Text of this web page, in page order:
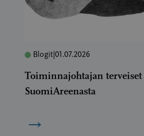
Blogit 01.07.2026
Toiminnajohtajan terveiset
SuomiAreenasta
→